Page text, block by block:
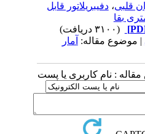
قلبی،دفیبریلاتور قابل
بقا
مقاله:آمار
: نام کاربری یا پست